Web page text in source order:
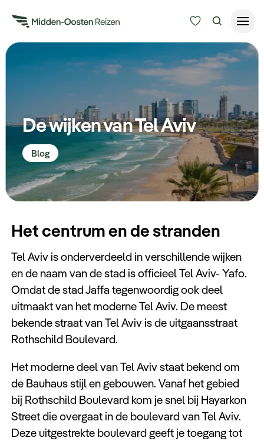
Alle bestemmingen
Type Reizen
Inspiratie
Meer
Reisduur
Zoeken
De wijken van Tel Aviv
Blog
Het centrum en de stranden
Tel Aviv is onderverdeeld in verschillende wijken
en de naam van de stad is officieel Tel Aviv- Yafo.
Omdat de stad Jaffa tegenwoordig ook deel
uitmaakt van het moderne Tel Aviv. De meest
bekende straat van Tel Aviv is de uitgaansstraat
Rothschild Boulevard.
Het moderne deel van Tel Aviv staat bekend om
de Bauhaus stijl en gebouwen. Vanaf het gebied
bij Rothschild Boulevard kom je snel bij Hayarkon
Street die overgaat in de boulevard van Tel Aviv.
Deze uitgestrekte boulevard geeft je toegang tot